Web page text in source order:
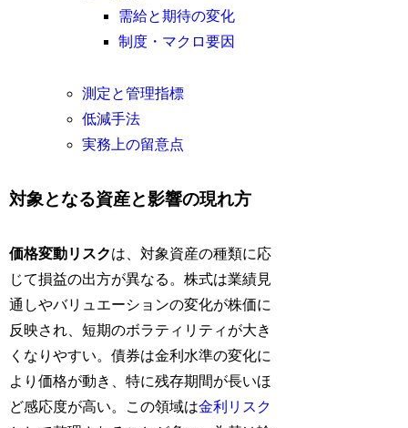
需給と期待の変化
制度・マクロ要因
測定と管理指標
低減手法
実務上の留意点
対象となる資産と影響の現れ方
価格変動リスクは、対象資産の種類に応
じて損益の出方が異なる。株式は業績見
通しやバリュエーションの変化が株価に
反映され、短期のボラティリティが大き
くなりやすい。債券は金利水準の変化に
より価格が動き、特に残存期間が長いほ
ど感応度が高い。この領域は金利リスク